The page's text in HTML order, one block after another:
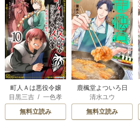
町人Ａは悪役令嬢
をどうしても救い
たい ～どぶと空
と氷の姫君～
目黒三吉 /一色孝
太郎/ Parum
無料立読み
鹿楓堂よついろ日
和
清水ユウ
無料立読み